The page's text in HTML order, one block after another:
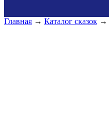
Главная → Каталог сказок →